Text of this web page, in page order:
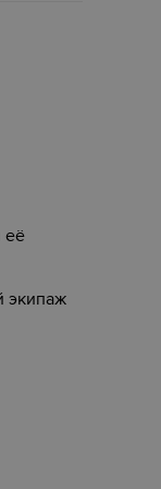
её
экипаж